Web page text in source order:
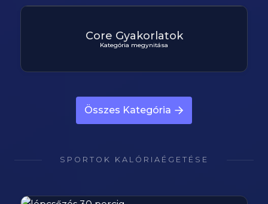
Core Gyakorlatok
Kategória megynitása
Összes Kategória
SPORTOK KALÓRIAÉGETÉSE